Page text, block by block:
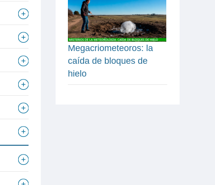
Megacriometeoros: la
caída de bloques de
hielo